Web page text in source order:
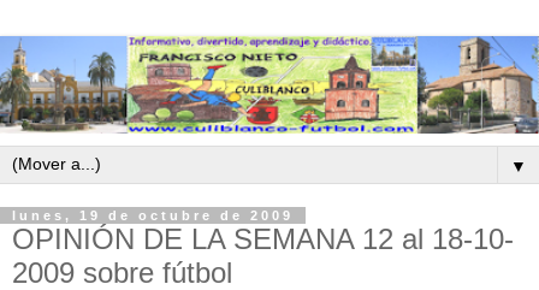
▼
lunes, 19 de octubre de 2009
OPINIÓN DE LA SEMANA 12 al 18-10-
2009 sobre fútbol